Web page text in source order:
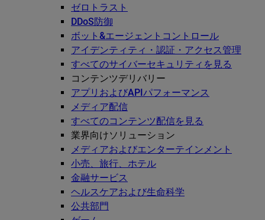
ゼロトラスト
DDoS防御
ボット&エージェントコントロール
アイデンティティ・認証・アクセス管理
すべてのサイバーセキュリティを見る
コンテンツデリバリー
アプリおよびAPIパフォーマンス
メディア配信
すべてのコンテンツ配信を見る
業界向けソリューション
メディアおよびエンターテインメント
小売、旅行、ホテル
金融サービス
ヘルスケアおよび生命科学
公共部門